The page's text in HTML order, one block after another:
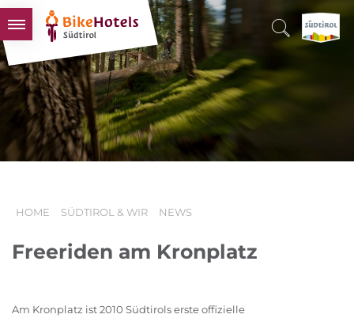
BIKEHOTELS
HOTELS & PAKETE
TOUREN & REVIERE
SÜDTIROL & WIR
HOME SÜDTIROL & WIR NEWS
Freeriden am Kronplatz
Am Kronplatz ist 2010 Südtirols erste offizielle